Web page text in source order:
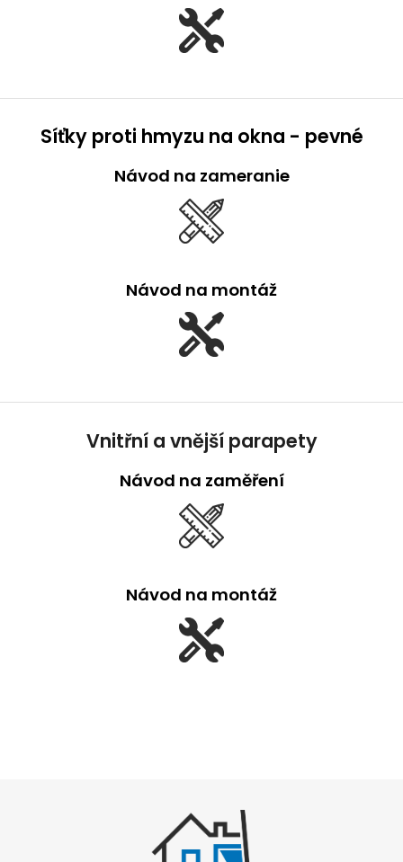
Síťky proti hmyzu na okna - pevné
Návod na zameranie
Návod na montáž
Vnitřní a vnější parapety
Návod na zaměření
Návod na montáž